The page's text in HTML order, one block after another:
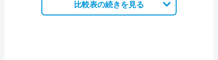
比較表の続きを見る